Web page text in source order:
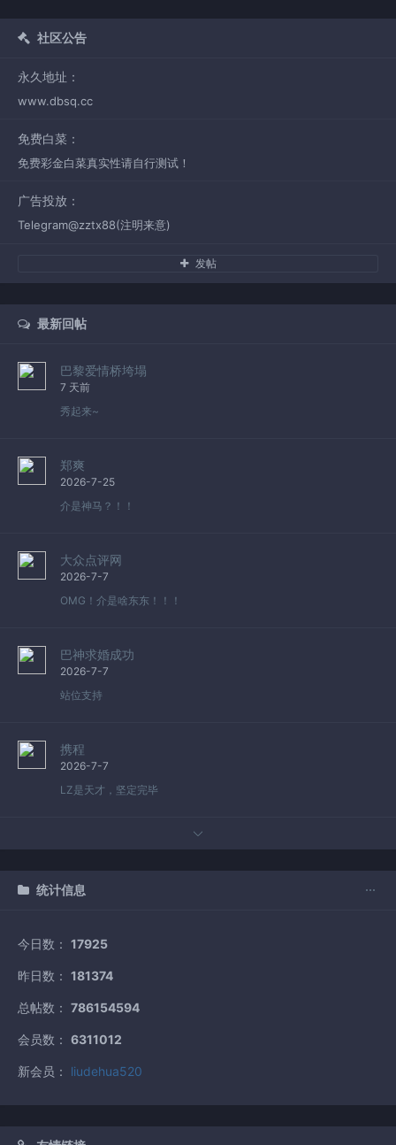
社区公告
永久地址：
www.dbsq.cc
免费白菜：
免费彩金白菜真实性请自行测试！
广告投放：
Telegram@zztx88(注明来意)
发帖
最新回帖
巴黎爱情桥垮塌
7 天前
秀起来~
郑爽
2026-7-25
介是神马？！！
大众点评网
2026-7-7
OMG！介是啥东东！！！
巴神求婚成功
2026-7-7
站位支持
携程
2026-7-7
LZ是天才，坚定完毕
统计信息
今日数： 17925
昨日数： 181374
总帖数： 786154594
会员数： 6311012
新会员： liudehua520